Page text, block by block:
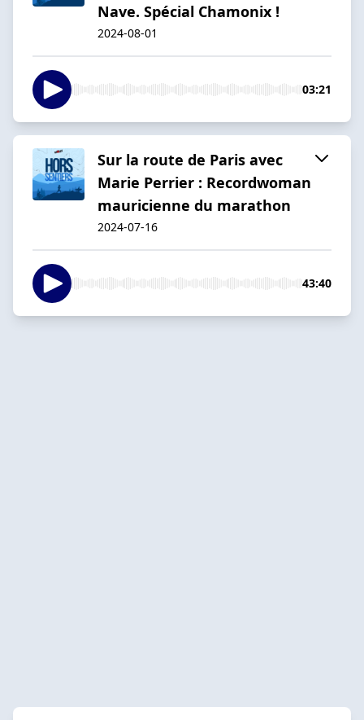
Nave. Spécial Chamonix !
2024-08-01
03:21
Sur la route de Paris avec
Marie Perrier : Recordwoman
mauricienne du marathon
2024-07-16
43:40